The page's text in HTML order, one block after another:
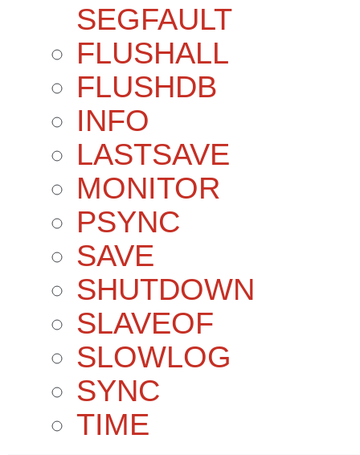
SEGFAULT
FLUSHALL
FLUSHDB
INFO
LASTSAVE
MONITOR
PSYNC
SAVE
SHUTDOWN
SLAVEOF
SLOWLOG
SYNC
TIME